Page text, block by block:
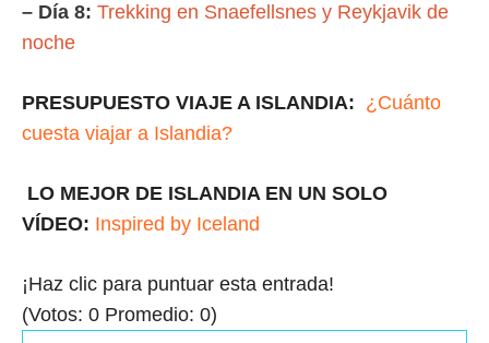
– Día 8: Trekking en Snaefellsnes y Reykjavik de
noche
PRESUPUESTO VIAJE A ISLANDIA: ¿Cuánto
cuesta viajar a Islandia?
LO MEJOR DE ISLANDIA EN UN SOLO
VÍDEO: Inspired by Iceland
¡Haz clic para puntuar esta entrada!
(Votos: 0 Promedio: 0)